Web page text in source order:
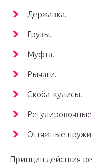
Державка.
Грузы.
Муфта.
Рычаги.
Скоба-кулисы.
Оттяжные
Принцип действия